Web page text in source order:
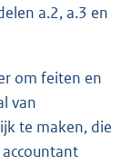
a.2, a.3 en
om feiten en
van
te maken, die